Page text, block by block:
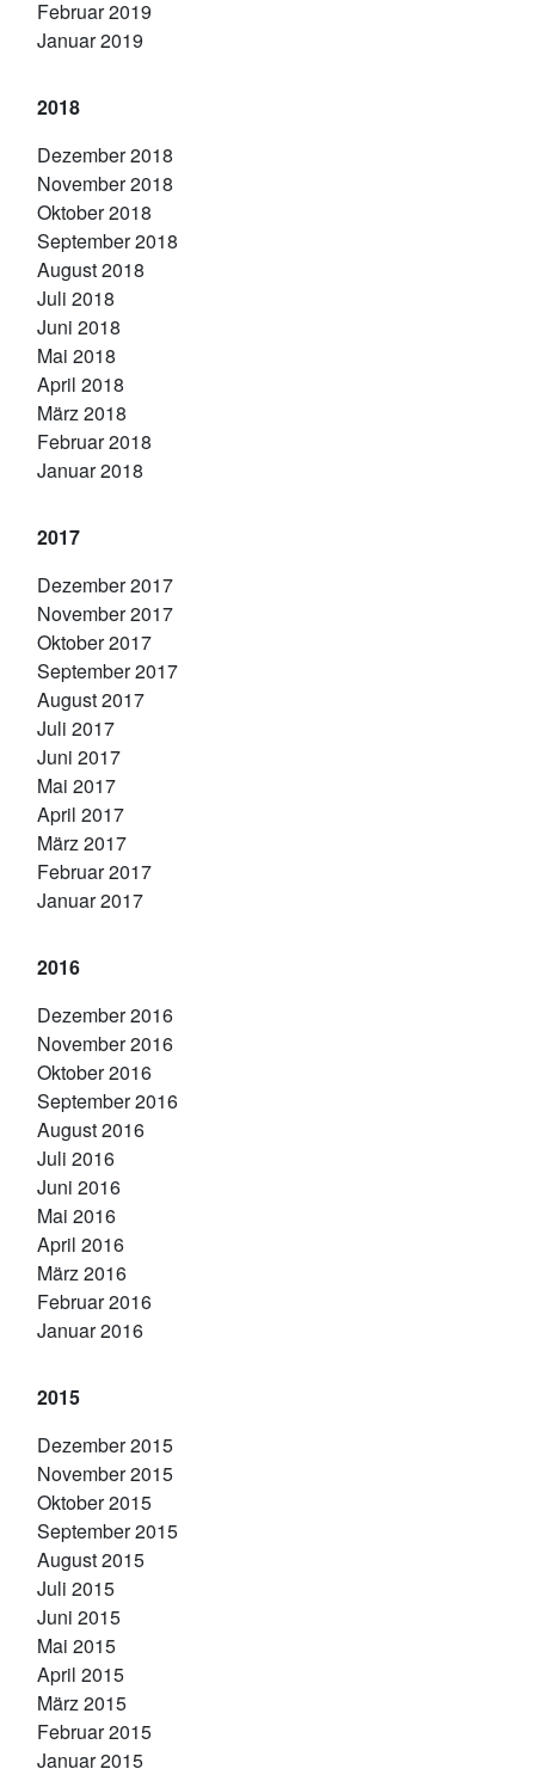
Februar 2019
Januar 2019
2018
Dezember 2018
November 2018
Oktober 2018
September 2018
August 2018
Juli 2018
Juni 2018
Mai 2018
April 2018
März 2018
Februar 2018
Januar 2018
2017
Dezember 2017
November 2017
Oktober 2017
September 2017
August 2017
Juli 2017
Juni 2017
Mai 2017
April 2017
März 2017
Februar 2017
Januar 2017
2016
Dezember 2016
November 2016
Oktober 2016
September 2016
August 2016
Juli 2016
Juni 2016
Mai 2016
April 2016
März 2016
Februar 2016
Januar 2016
2015
Dezember 2015
November 2015
Oktober 2015
September 2015
August 2015
Juli 2015
Juni 2015
Mai 2015
April 2015
März 2015
Februar 2015
Januar 2015